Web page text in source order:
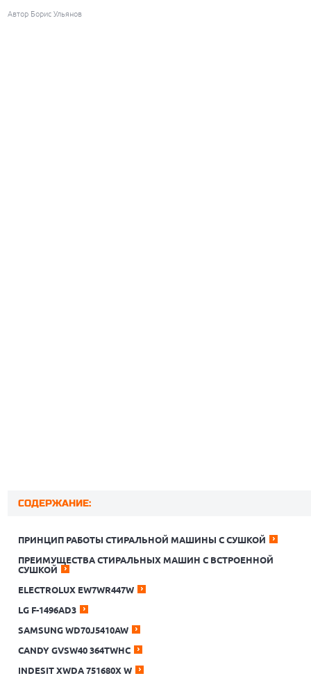
Автор Борис Ульянов
СОДЕРЖАНИЕ:
ПРИНЦИП РАБОТЫ СТИРАЛЬНОЙ МАШИНЫ С СУШКОЙ
ПРЕИМУЩЕСТВА СТИРАЛЬНЫХ МАШИН С ВСТРОЕННОЙ
СУШКОЙ
ELECTROLUX EW7WR447W
LG F-1496AD3
SAMSUNG WD70J5410AW
CANDY GVSW40 364TWHC
INDESIT XWDA 751680X W